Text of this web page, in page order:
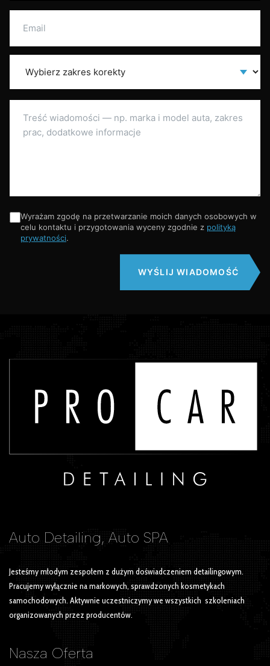
Wyrażam zgodę na przetwarzanie moich danych osobowych w
celu kontaktu i przygotowania wyceny zgodnie z polityką
prywatności.
WYŚLIJ WIADOMOŚĆ
Auto Detailing, Auto SPA
Jesteśmy młodym zespołem z dużym doświadczeniem detailingowym.
Pracujemy wyłącznie na markowych, sprawdzonych kosmetykach
samochodowych. Aktywnie uczestniczymy we wszystkich szkoleniach
organizowanych przez producentów.
Nasza Oferta